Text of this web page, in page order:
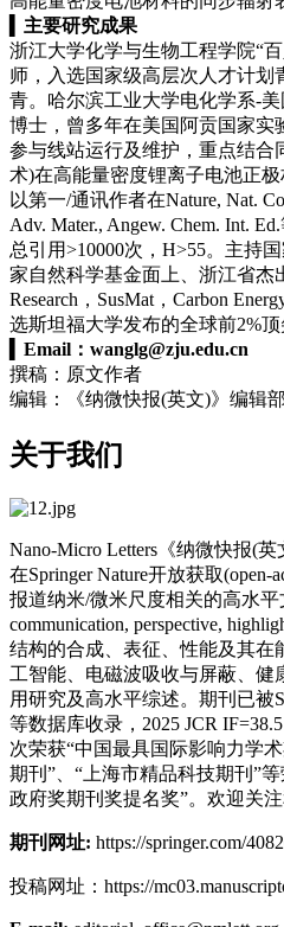
主要研究成果
浙江大学化学与生物工程学院“
师，入选国家级高层次人才计划
青。哈尔滨工业大学电化学系-
博士，曾多年在美国阿贡国家实
参与线站运行及维护，重点结合
术)在高能量密度锂离子电池正
以第一/通讯作者在Nature, Nat.
Adv. Mater., Angew. Chem. Int.
总引用>10000次，H>55。主持
家自然科学基金面上、浙江省杰
Research，SusMat，Carbon
选斯坦福大学发布的全球前2%顶
Email： wanglg@zju.edu.cn
撰稿：原文作者
编辑：《纳微快报(英文)》编辑部
关于我们
Nano-Micro Letters《纳微快报(
在Springer Nature开放获取
报道纳米/微米尺度相关的高水平
communication, perspective,
结构的合成、表征、性能及其在
工智能、电磁波吸收与屏蔽、健
用研究及高水平综述。期刊已被
等数据库收录，2025 JCR
次荣获“中国最具国际影响力学
期刊”、“上海市精品科技期刊”
政府奖期刊奖提名奖”。欢迎关注
期刊网址: https://springer.com/
投稿网址：https://